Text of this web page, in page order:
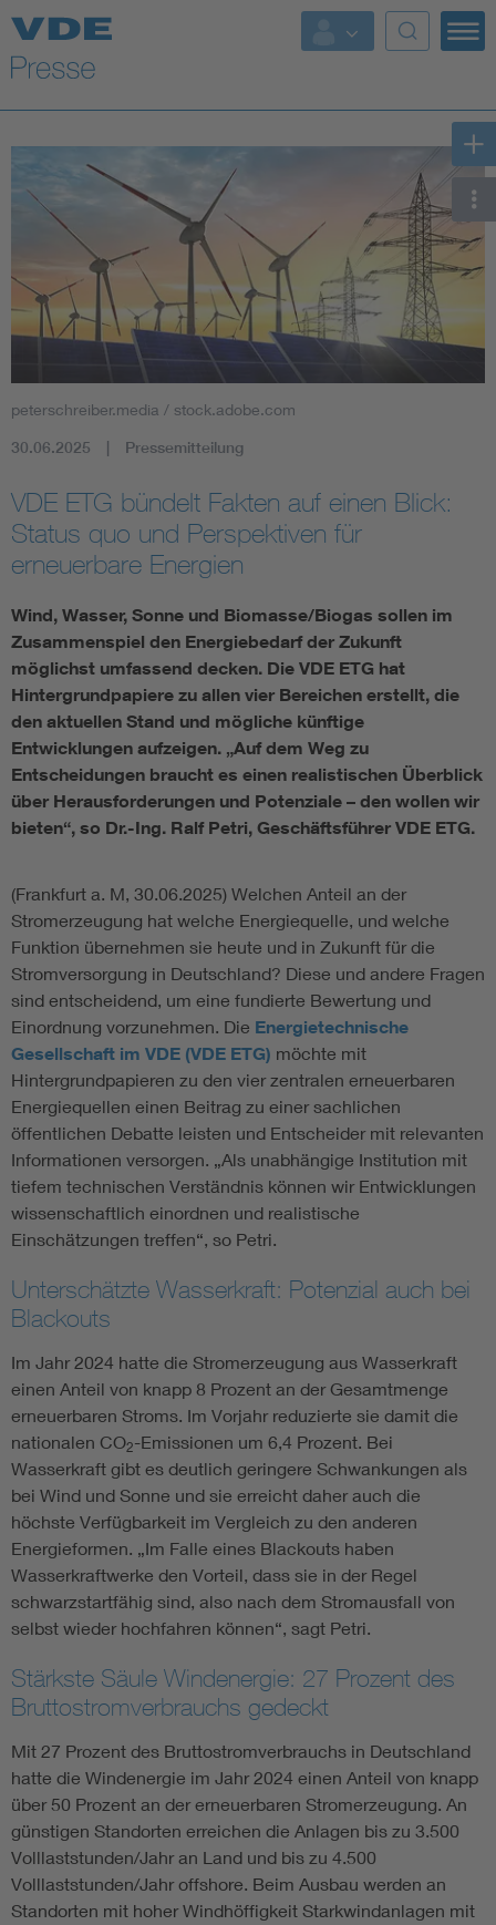
Top Themen
Fokusthemen
Energy
AI & Digital Trust
Health
Assisted Living
Energy efficiency
Energy storage
Functional safety
peterschreiber.media / stock.adobe.com
30.06.2025 Pressemitteilung
VDE ETG bündelt Fakten auf einen Blick:
Status quo und Perspektiven für
erneuerbare Energien
Wind, Wasser, Sonne und Biomasse/Biogas sollen im
Zusammenspiel den Energiebedarf der Zukunft
möglichst umfassend decken. Die VDE ETG hat
Hintergrundpapiere zu allen vier Bereichen erstellt, die
den aktuellen Stand und mögliche künftige
Entwicklungen aufzeigen. „Auf dem Weg zu
Entscheidungen braucht es einen realistischen Überblick
über Herausforderungen und Potenziale – den wollen wir
bieten“, so Dr.-Ing. Ralf Petri, Geschäftsführer VDE ETG.
(Frankfurt a. M, 30.06.2025) Welchen Anteil an der
Stromerzeugung hat welche Energiequelle, und welche
Funktion übernehmen sie heute und in Zukunft für die
Stromversorgung in Deutschland? Diese und andere Fragen
sind entscheidend, um eine fundierte Bewertung und
Einordnung vorzunehmen. Die Energietechnische
Gesellschaft im VDE (VDE ETG) möchte mit
Hintergrundpapieren zu den vier zentralen erneuerbaren
Energiequellen einen Beitrag zu einer sachlichen
öffentlichen Debatte leisten und Entscheider mit relevanten
Informationen versorgen. „Als unabhängige Institution mit
tiefem technischen Verständnis können wir Entwicklungen
wissenschaftlich einordnen und realistische
Einschätzungen treffen“, so Petri.
Unterschätzte Wasserkraft: Potenzial auch bei
Blackouts
Im Jahr 2024 hatte die Stromerzeugung aus Wasserkraft
einen Anteil von knapp 8 Prozent an der Gesamtmenge
erneuerbaren Stroms. Im Vorjahr reduzierte sie damit die
nationalen CO2-Emissionen um 6,4 Prozent. Bei
Wasserkraft gibt es deutlich geringere Schwankungen als
bei Wind und Sonne und sie erreicht daher auch die
höchste Verfügbarkeit im Vergleich zu den anderen
Energieformen. „Im Falle eines Blackouts haben
Wasserkraftwerke den Vorteil, dass sie in der Regel
schwarzstartfähig sind, also nach dem Stromausfall von
selbst wieder hochfahren können“, sagt Petri.
Stärkste Säule Windenergie: 27 Prozent des
Bruttostromverbrauchs gedeckt
Mit 27 Prozent des Bruttostromverbrauchs in Deutschland
hatte die Windenergie im Jahr 2024 einen Anteil von knapp
über 50 Prozent an der erneuerbaren Stromerzeugung. An
günstigen Standorten erreichen die Anlagen bis zu 3.500
Volllaststunden/Jahr an Land und bis zu 4.500
Volllaststunden/Jahr offshore. Beim Ausbau werden an
Standorten mit hoher Windhöffigkeit Starkwindanlagen mit